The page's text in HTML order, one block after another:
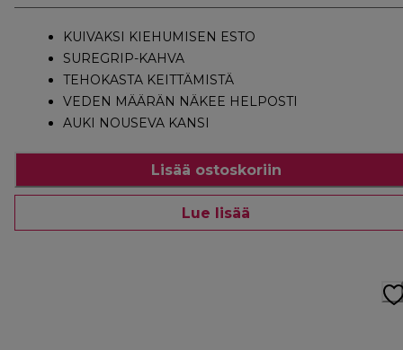
KUIVAKSI KIEHUMISEN ESTO
SUREGRIP-KAHVA
TEHOKASTA KEITTÄMISTÄ
VEDEN MÄÄRÄN NÄKEE HELPOSTI
AUKI NOUSEVA KANSI
Lisää ostoskoriin
Lue lisää